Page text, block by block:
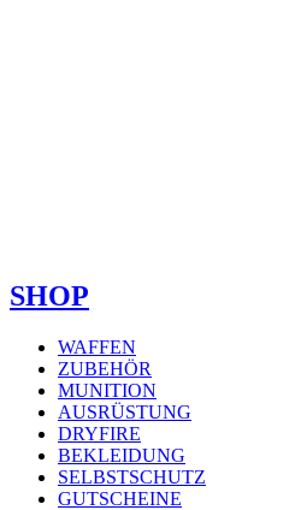
SHOP
WAFFEN
ZUBEHÖR
MUNITION
AUSRÜSTUNG
DRYFIRE
BEKLEIDUNG
SELBSTSCHUTZ
GUTSCHEINE